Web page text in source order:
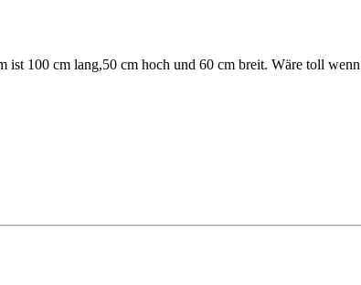
100 cm lang,50 cm hoch und 60 cm breit. Wäre toll